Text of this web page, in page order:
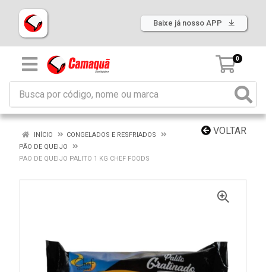
Baixe já nosso APP
0
VOLTAR
INÍCIO
CONGELADOS E RESFRIADOS
PÃO DE QUEIJO
PAO DE QUEIJO PALITO 1 KG CHEF FOODS